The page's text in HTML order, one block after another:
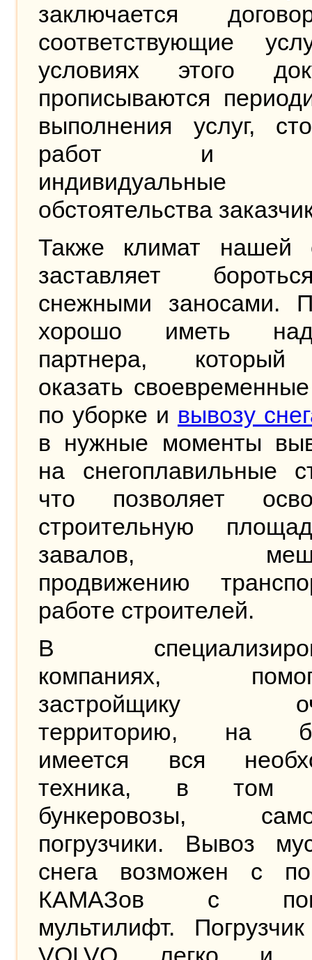
заключается
соответствующие
условиях этого
прописываются
выполнения услуг,
работ и
индивидуальные
обстоятельства
Также климат нашей
заставляет
снежными заносами.
хорошо иметь
партнера, который
оказать
по уборке и вывозу
в нужные моменты
на снегоплавильные
что позволяет
строительную
завалов,
продвижению
работе строителей.
В
компаниях,
застройщику
территорию, на
имеется вся
техника, в том
бункеровозы,
погрузчики. Вывоз
снега возможен с
КАМАЗов с
мультилифт.